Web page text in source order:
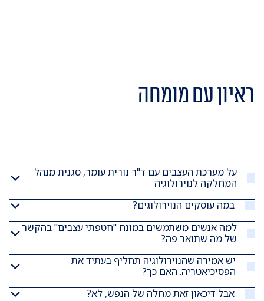
ראיון עם מומחה
על מערכת העצבים עם ד"ר נורית עומר, סגנית מנהל
המחלקה לנוירולוגיה
במה עוסקים הנוירולוגים?
למה אנשים משתמשים במונח "חטפתי עצבים" בהקשר
של מה שתואר פה?
יש אמירה שהנוירולוגיה תחליף בעתיד את
הפסיכיאטריה. האם כך?
אבל דיכאון זאת מחלה של הנפש, לא?